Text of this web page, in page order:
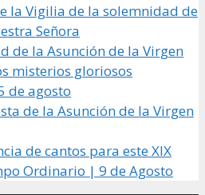
la Vigilia de la solemnidad de
Señora
de la Asunción de la Virgen
misterios gloriosos
de agosto
de la Asunción de la Virgen
de cantos para este XIX
Ordinario | 9 de Agosto